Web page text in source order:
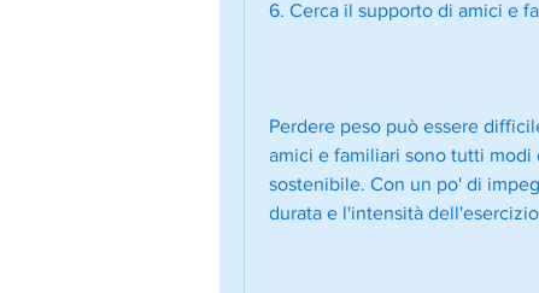
6. Cerca il supporto di amici e
Perdere peso può essere
amici e familiari sono tutti
sostenibile. Con un po' di
durata e l'intensità